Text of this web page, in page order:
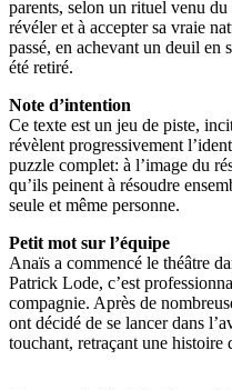
parents, selon un rituel venu du
révéler et à accepter sa vraie
passé, en achevant un deuil en
été retiré.
Note d’intention
Ce texte est un jeu de piste,
révèlent progressivement
puzzle complet: à l’image du
qu’ils peinent à résoudre
seule et même personne.
Petit mot sur l’équipe
Anaïs a commencé le théâtre
Patrick Lode, c’est
compagnie. Après de
ont décidé de se lancer dans
touchant, retraçant une histoire